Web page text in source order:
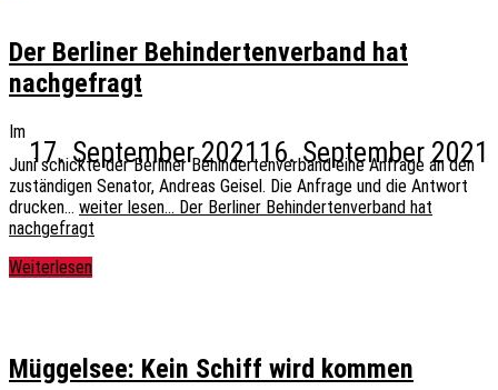
Der Berliner Behindertenverband hat
nachgefragt
16. September 2021
17. September 2021
Im
Juni schickte der Berliner Behindertenverband eine Anfrage an den
zuständigen Senator, Andreas Geisel. Die Anfrage und die Antwort
drucken… weiter lesen… Der Berliner Behindertenverband hat
nachgefragt
Weiterlesen
Müggelsee: Kein Schiff wird kommen